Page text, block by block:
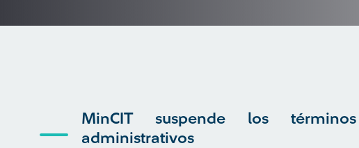
MinCIT suspende los
administrativos